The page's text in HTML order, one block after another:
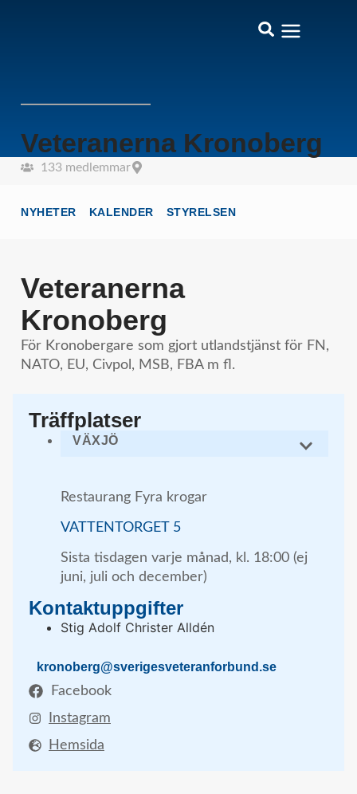
Veteranerna Kronoberg
133 medlemmar
NYHETER KALENDER STYRELSEN
Veteranerna
Kronoberg
För Kronobergare som gjort utlandstjänst för FN,
NATO, EU, Civpol, MSB, FBA m fl.
Träffplatser
VÄXJÖ
Restaurang Fyra krogar
VATTENTORGET 5
Sista tisdagen varje månad, kl. 18:00 (ej
juni, juli och december)
Kontaktuppgifter
Stig Adolf Christer Alldén
kronoberg@sverigesveteranforbund.se
Facebook
Instagram
Hemsida